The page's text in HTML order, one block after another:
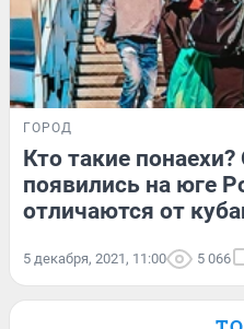
ГОРОД
Кто такие
появились на юге
отличаются от
5 декабря, 2021, 11:00 5 066